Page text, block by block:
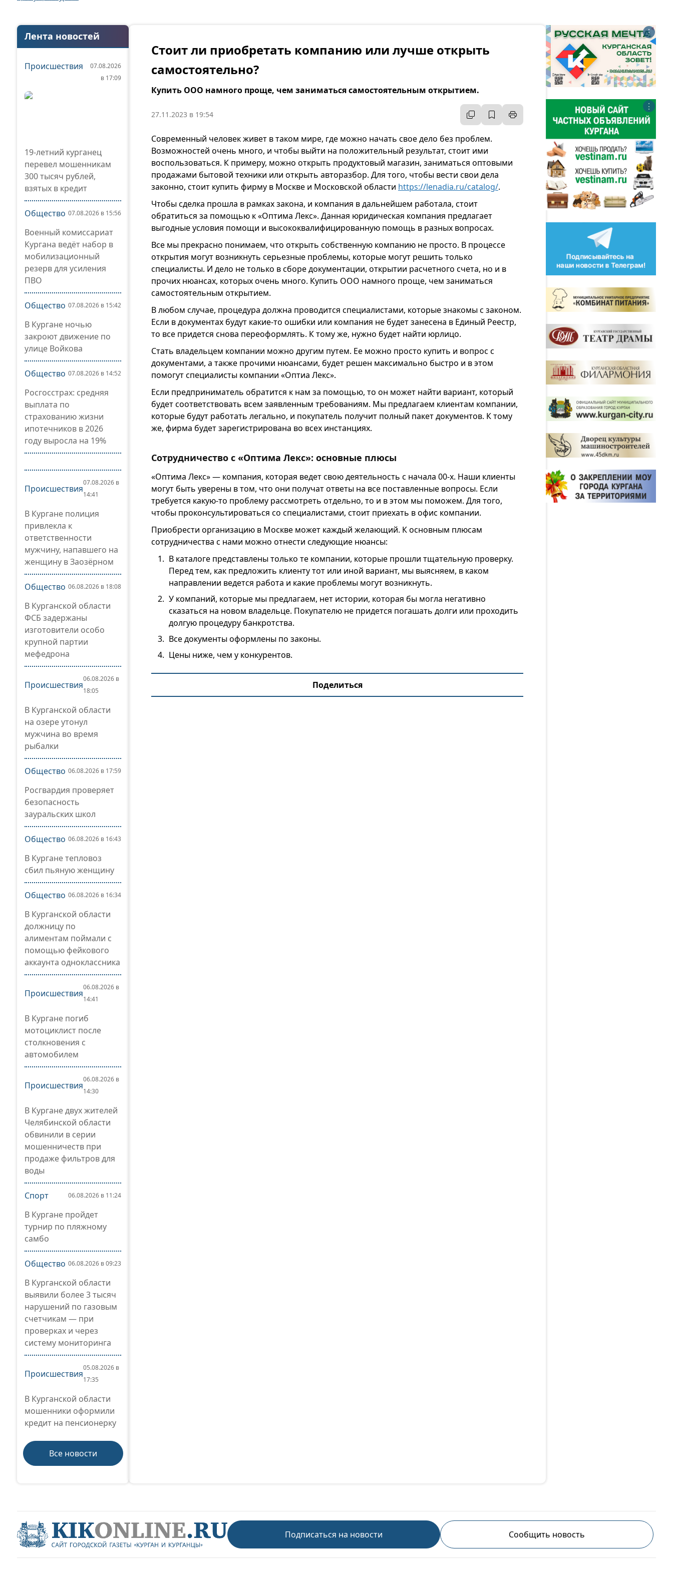
Лента новостей
Происшествия
07.08.2026
в 17:09
19-летний курганец
перевел мошенникам
300 тысяч рублей,
взятых в кредит
Общество 07.08.2026 в 15:56
Военный комиссариат
Кургана ведёт набор в
мобилизационный
резерв для усиления
ПВО
Общество 07.08.2026 в 15:42
В Кургане ночью
закроют движение по
улице Войкова
Общество 07.08.2026 в 14:52
Росгосстрах: средняя
выплата по
страхованию жизни
ипотечников в 2026
году выросла на 19%
Происшествия
07.08.2026 в
14:41
В Кургане полиция
привлекла к
ответственности
мужчину, напавшего на
женщину в Заозёрном
Общество 06.08.2026 в 18:08
В Курганской области
ФСБ задержаны
изготовители особо
крупной партии
мефедрона
Происшествия
06.08.2026 в
18:05
В Курганской области
на озере утонул
мужчина во время
рыбалки
Общество 06.08.2026 в 17:59
Росгвардия проверяет
безопасность
зауральских школ
Общество 06.08.2026 в 16:43
В Кургане тепловоз
сбил пьяную женщину
Общество 06.08.2026 в 16:34
В Курганской области
должницу по
алиментам поймали с
помощью фейкового
аккаунта одноклассника
Происшествия
06.08.2026 в
14:41
В Кургане погиб
мотоциклист после
столкновения с
автомобилем
Происшествия
06.08.2026 в
14:30
В Кургане двух жителей
Челябинской области
обвинили в серии
мошенничеств при
продаже фильтров для
воды
Спорт 06.08.2026 в 11:24
В Кургане пройдет
турнир по пляжному
самбо
Общество 06.08.2026 в 09:23
В Курганской области
выявили более 3 тысяч
нарушений по газовым
счетчикам — при
проверках и через
систему мониторинга
Происшествия
05.08.2026 в
17:35
В Курганской области
мошенники оформили
кредит на пенсионерку
Все новости
Стоит ли приобретать компанию или лучше открыть
самостоятельно?
Купить ООО намного проще, чем заниматься самостоятельным открытием.
27.11.2023 в 19:54
Современный человек живет в таком мире, где можно начать свое дело без проблем.
Возможностей очень много, и чтобы выйти на положительный результат, стоит ими
воспользоваться. К примеру, можно открыть продуктовый магазин, заниматься оптовыми
продажами бытовой техники или открыть авторазбор. Для того, чтобы вести свои дела
законно, стоит купить фирму в Москве и Московской области https://lenadia.ru/catalog/.
Чтобы сделка прошла в рамках закона, и компания в дальнейшем работала, стоит
обратиться за помощью к «Оптима Лекс». Данная юридическая компания предлагает
выгодные условия помощи и высококвалифицированную помощь в разных вопросах.
Все мы прекрасно понимаем, что открыть собственную компанию не просто. В процессе
открытия могут возникнуть серьезные проблемы, которые могут решить только
специалисты. И дело не только в сборе документации, открытии расчетного счета, но и в
прочих нюансах, которых очень много. Купить ООО намного проще, чем заниматься
самостоятельным открытием.
В любом случае, процедура должна проводится специалистами, которые знакомы с законом.
Если в документах будут какие-то ошибки или компания не будет занесена в Единый Реестр,
то все придется снова переоформлять. К тому же, нужно будет найти юрлицо.
Стать владельцем компании можно другим путем. Ее можно просто купить и вопрос с
документами, а также прочими нюансами, будет решен максимально быстро и в этом
помогут специалисты компании «Оптиа Лекс».
Если предприниматель обратится к нам за помощью, то он может найти вариант, который
будет соответствовать всем заявленным требованиям. Мы предлагаем клиентам компании,
которые будут работать легально, и покупатель получит полный пакет документов. К тому
же, фирма будет зарегистрирована во всех инстанциях.
Сотрудничество с «Оптима Лекс»: основные плюсы
«Оптима Лекс» — компания, которая ведет свою деятельность с начала 00-х. Наши клиенты
могут быть уверены в том, что они получат ответы на все поставленные вопросы. Если
требуется какую-то проблему рассмотреть отдельно, то и в этом мы поможем. Для того,
чтобы проконсультироваться со специалистами, стоит приехать в офис компании.
Приобрести организацию в Москве может каждый желающий. К основным плюсам
сотрудничества с нами можно отнести следующие нюансы:
В каталоге представлены только те компании, которые прошли тщательную проверку.
Перед тем, как предложить клиенту тот или иной вариант, мы выясняем, в каком
направлении ведется работа и какие проблемы могут возникнуть.
У компаний, которые мы предлагаем, нет истории, которая бы могла негативно
сказаться на новом владельце. Покупателю не придется погашать долги или проходить
долгую процедуру банкротства.
Все документы оформлены по законы.
Цены ниже, чем у конкурентов.
Поделиться
⋮
⋮
Подписаться на новости Сообщить новость